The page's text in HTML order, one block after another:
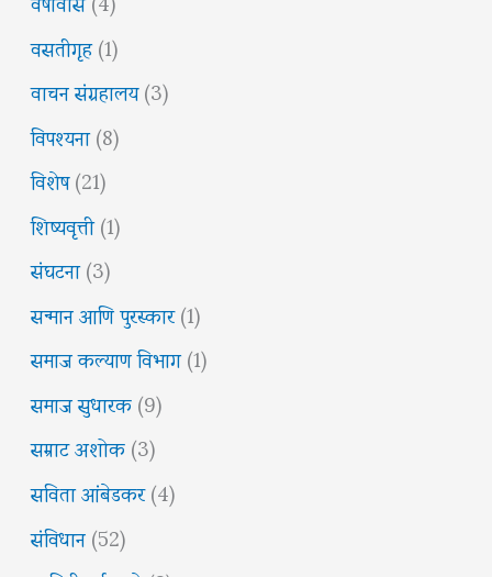
वसतीगृह(1)
वाचन संग्रहालय(3)
विपश्यना(8)
विशेष(21)
शिष्यवृत्ती(1)
संघटना(3)
सन्मान आणि पुरस्कार(1)
समाज कल्याण विभाग(1)
समाज सुधारक(9)
सम्राट अशोक(3)
सविता आंबेडकर(4)
संविधान(52)